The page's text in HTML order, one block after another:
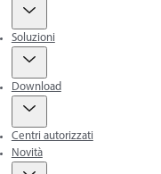
Soluzioni
Download
Centri autorizzati
Novità